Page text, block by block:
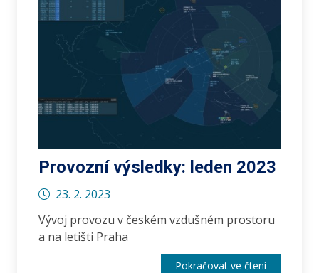
Provozní výsledky: leden 2023
23. 2. 2023
Vývoj provozu v českém vzdušném prostoru
a na letišti Praha
Pokračovat ve čtení